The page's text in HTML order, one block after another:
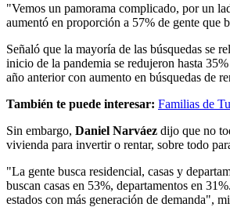
"Vemos un pamorama complicado, por un
aumentó en proporción a 57% de gente que
Señaló que la mayoría de las búsquedas se
inicio de la pandemia se redujeron hasta
año anterior con aumento en búsquedas de
También te puede interesar: Familias de
Sin embargo, Daniel Narváez dijo que no
vivienda para invertir o rentar, sobre todo
"La gente busca residencial, casas y
buscan casas en 53%, departamentos en
estados con más generación de demanda",